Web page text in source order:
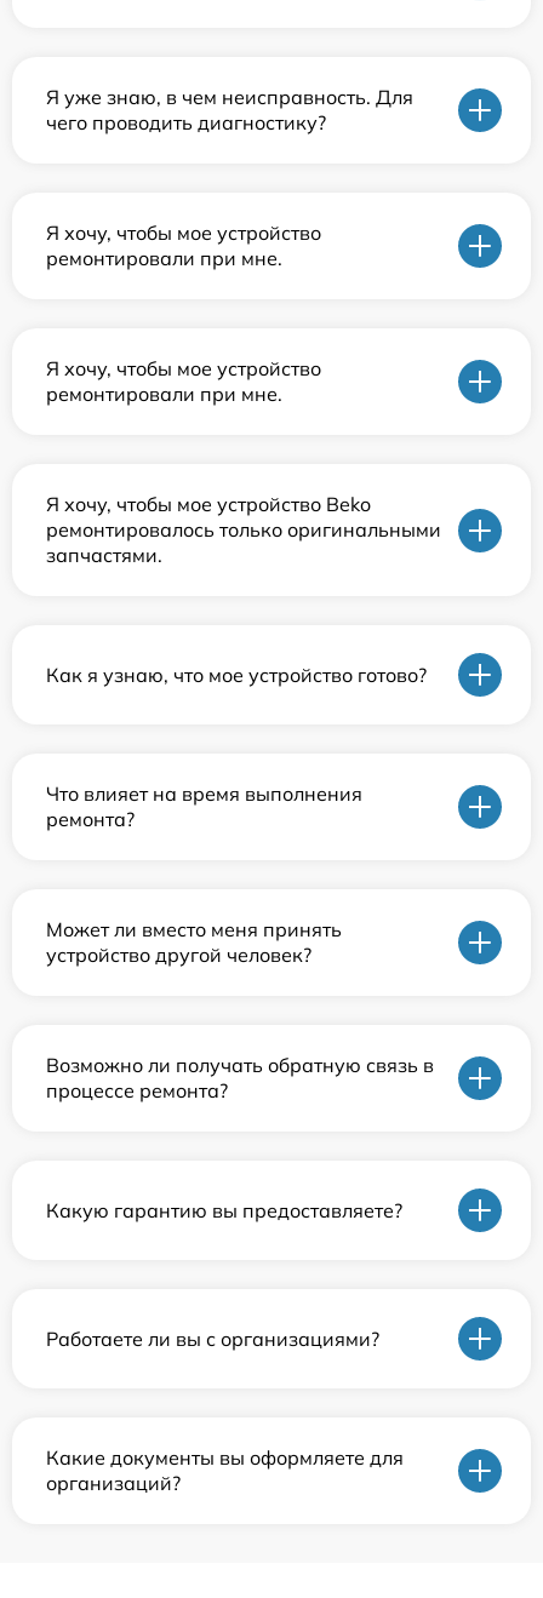
Я уже знаю, в чем неисправность. Для
чего проводить диагностику?
Я хочу, чтобы мое устройство
ремонтировали при мне.
Я хочу, чтобы мое устройство
ремонтировали при мне.
Я хочу, чтобы мое устройство Beko
ремонтировалось только оригинальными
запчастями.
Как я узнаю, что мое устройство готово?
Что влияет на время выполнения
ремонта?
Может ли вместо меня принять
устройство другой человек?
Возможно ли получать обратную связь в
процессе ремонта?
Какую гарантию вы предоставляете?
Работаете ли вы с организациями?
Какие документы вы оформляете для
организаций?